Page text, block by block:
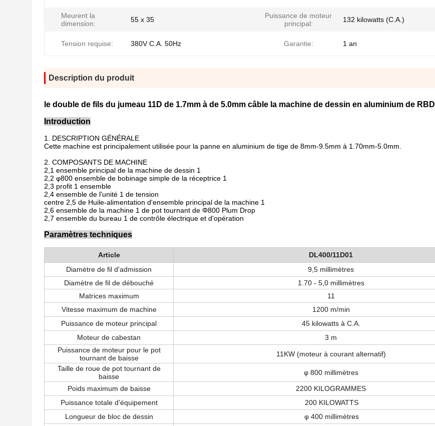
Meurent la
dimension:
55 x 35
Puissance de moteur
principal:
132 kilowatts (C.A.)
Tension requise: 380V C.A. 50Hz Garantie: 1 an
Description du produit
le double de fils du jumeau 11D de 1.7mm à de 5.0mm câble la machine de dessin en aluminium de RBD
Introduction
1. DESCRIPTION GÉNÉRALE
Cette machine est principalement utilisée pour la panne en aluminium de tige de 8mm-9.5mm à 1.70mm-5.0mm.
2. COMPOSANTS DE MACHINE
2,1 ensemble principal de la machine de dessin 1
2,2 φ800 ensemble de bobinage simple de la réceptrice 1
2,3 profit 1 ensemble
2,4 ensemble de l'unité 1 de tension
centre 2,5 de Huile-alimentation d'ensemble principal de la machine 1
2,6 ensemble de la machine 1 de pot tournant de Φ800 Plum Drop
2,7 ensemble du bureau 1 de contrôle électrique et d'opération
Paramètres techniques
Article
DL400/11D01
Diamètre de fil d'admission
9,5 millimètres
Diamètre de fil de débouché
1.70 - 5,0 millimètres
Matrices maximum
11
Vitesse maximum de machine
1200 m/min
Puissance de moteur principal
45 kilowatts à C.A.
Moteur de cabestan
3 m
Puissance de moteur pour le pot
tournant de baisse
11KW (moteur à courant alternatif)
Taille de roue de pot tournant de
baisse
φ 800 millimètres
Poids maximum de baisse
2200 KILOGRAMMES
Puissance totale d'équipement
200 KILOWATTS
Longueur de bloc de dessin
φ 400 millimètres